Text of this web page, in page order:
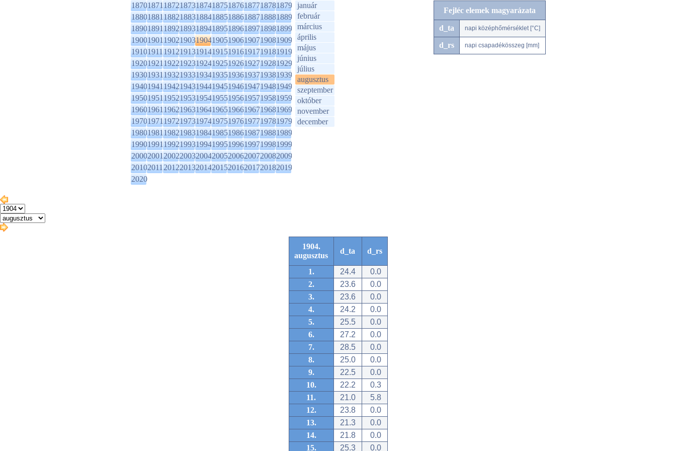
1870187118721873187418751876187718781879
1880188118821883188418851886188718881889
1890189118921893189418951896189718981899
1900190119021903190419051906190719081909
1910191119121913191419151916191719181919
1920192119221923192419251926192719281929
1930193119321933193419351936193719381939
1940194119421943194419451946194719481949
1950195119521953195419551956195719581959
1960196119621963196419651966196719681969
1970197119721973197419751976197719781979
1980198119821983198419851986198719881989
1990199119921993199419951996199719981999
2000200120022003200420052006200720082009
2010201120122013201420152016201720182019
2020
január
február
március
április
május
június
július
augusztus
szeptember
október
november
december
Fejléc elemek magyarázata
d_ta napi középhőmérséklet [°C]
d_rs napi csapadékösszeg [mm]
1904.
augusztus
d_ta d_rs
1. 24.4
0.0
2.
23.6
0.0
3.
23.6
0.0
4.
24.2
0.0
5.
25.5
0.0
6.
27.2
0.0
7.
28.5
0.0
8.
25.0
0.0
9.
22.5
0.0
10.
22.2
0.3
11.
21.0
5.8
12.
23.8
0.0
13.
21.3
0.0
14.
21.8
0.0
15.
25.3 0.0